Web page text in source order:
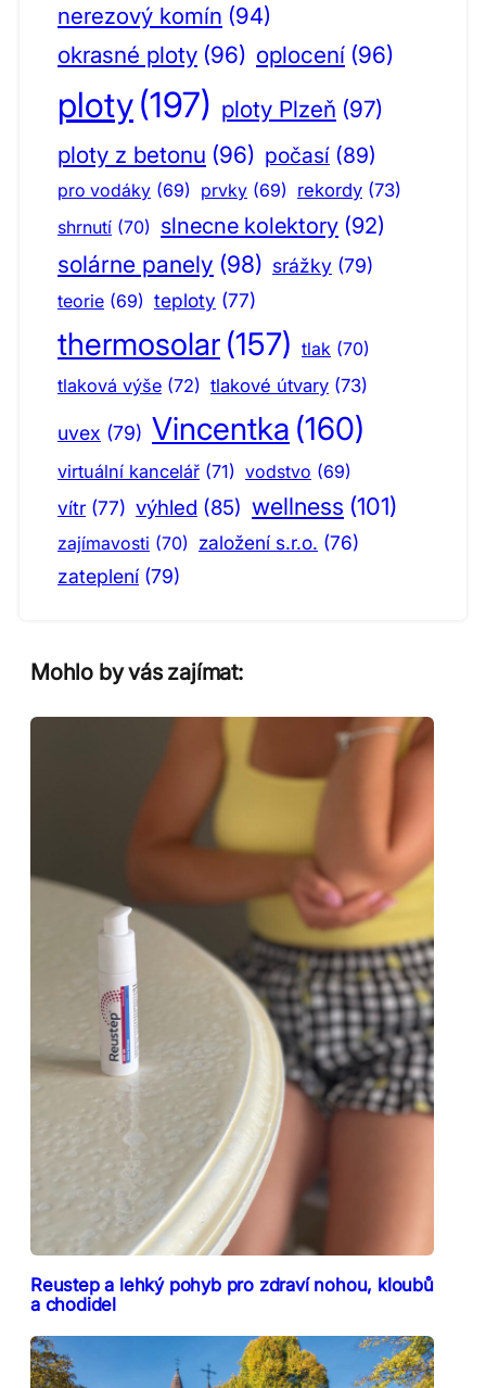
nerezový komín (94)
okrasné ploty (96) oplocení (96)
ploty(197) ploty Plzeň (97)
ploty z betonu (96) počasí (89)
pro vodáky (69) prvky (69) rekordy (73)
shrnutí (70) slnecne kolektory (92)
solárne panely (98) srážky (79)
teorie (69) teploty (77)
thermosolar (157) tlak (70)
tlaková výše (72) tlakové útvary (73)
uvex (79) Vincentka (160)
virtuální kancelář (71) vodstvo (69)
vítr (77) výhled (85) wellness (101)
zajímavosti (70) založení s.r.o. (76)
zateplení (79)
Mohlo by vás zajímat:
Reustep a lehký pohyb pro zdraví nohou, kloubů
a chodidel